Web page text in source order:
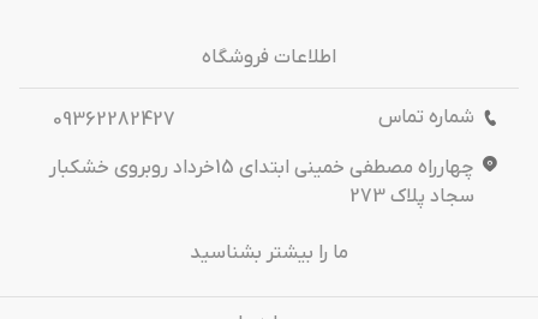
اطلاعات فروشگاه
شماره تماس
09362282427
چهارراه مصطفی خمینی ابتدای 15خرداد روبروی خشکبار
سجاد پلاک 273
ما را بیشتر بشناسید